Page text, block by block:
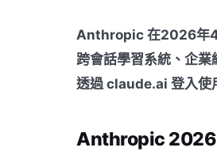
Anthropic 在2026年4
跨會話學習系統、企
透過 claude.ai 登入使
Anthropic 2026